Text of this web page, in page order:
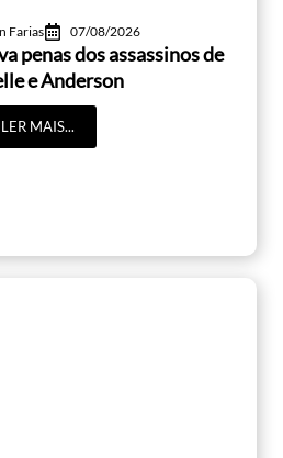
Farias 07/08/2026
penas dos assassinos de
e Anderson
LER MAIS...